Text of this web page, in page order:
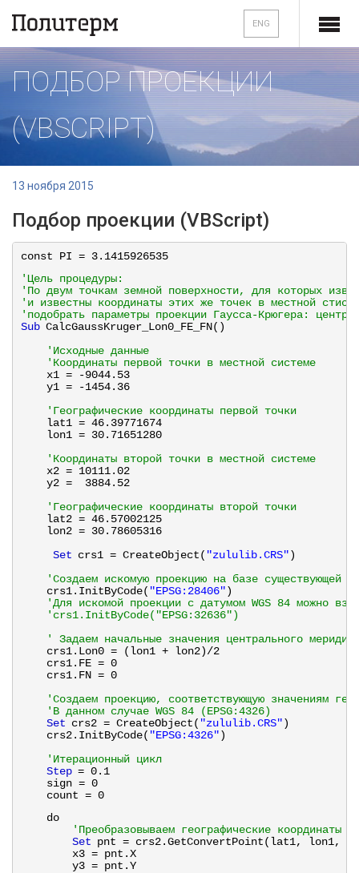
ENG
ПОДБОР ПРОЕКЦИИ
(VBSCRIPT)
13 ноября 2015
Подбор проекции (VBScript)
const PI = 3.1415926535
'Цель процедуры:
'По двум точкам земной поверхности, для которых
'и известны координаты этих же точек в местной
'подобрать параметры проекции Гаусса-Крюгера:
Sub CalcGaussKruger_Lon0_FE_FN()
'Исходные данные
'Координаты первой точки в местной системе
x1 = -9044.53
y1 = -1454.36
'Географические координаты первой точки
lat1 = 46.39771674
lon1 = 30.71651280
'Координаты второй точки в местной системе
x2 = 10111.02
y2 =  3884.52
'Географические координаты второй точки
lat2 = 46.57002125
lon2 = 30.78605316
Set crs1 = CreateObject( "zululib.CRS")
'Создаем искомую проекцию на базе существующей
crs1.InitByCode( "EPSG:28406")
'Для искомой проекции с датумом WGS 84 можно
'crs1.InitByCode("EPSG:32636")
' Задаем начальные значения центрального
crs1.Lon0 = (lon1 + lon2)/2
crs1.FE = 0
crs1.FN = 0
'Создаем проекцию, соответствующую значениям
'В данном случае WGS 84 (EPSG:4326)
Set crs2 = CreateObject( "zululib.CRS")
crs2.InitByCode( "EPSG:4326")
'Итерационный цикл
Step = 0.1
sign = 0
count = 0
do
'Преобразовываем географические координаты
Set pnt = crs2.GetConvertPoint(lat1,
x3 = pnt.X
y3 = pnt.Y